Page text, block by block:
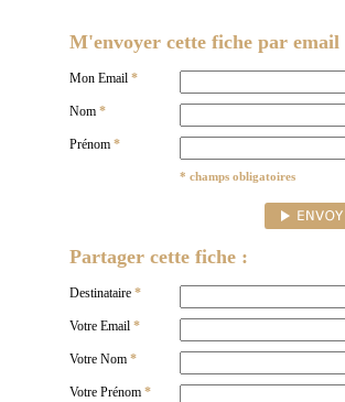
M'envoyer cette fiche par email
Mon Email *
Nom *
Prénom *
* champs obligatoires
Partager cette fiche :
Destinataire *
Votre Email *
Votre Nom *
Votre Prénom *